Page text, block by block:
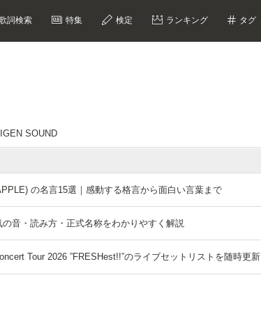
詞検索 特集 検定 ランキング タグ
SOUND
の名言15選｜感動する格言から面白い言葉まで
音・読み方・正式名称をわかりやすく解説
Tour 2026 ”FRESHest!!”のライブセットリストを随時更新